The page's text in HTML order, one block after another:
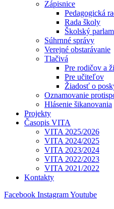
Zápisnice
Pedagogická
Rada školy
Školský
Súhrnné správy
Verejné obstarávanie
Tlačivá
Pre rodičov a
Pre učiteľov
Žiadosť o
Oznamovanie
Hlásenie šikanovania
Projekty
Časopis VITA
VITA 2025/2026
VITA 2024/2025
VITA 2023/2024
VITA 2022/2023
VITA 2021/2022
Kontakty
Facebook InstagramYoutube